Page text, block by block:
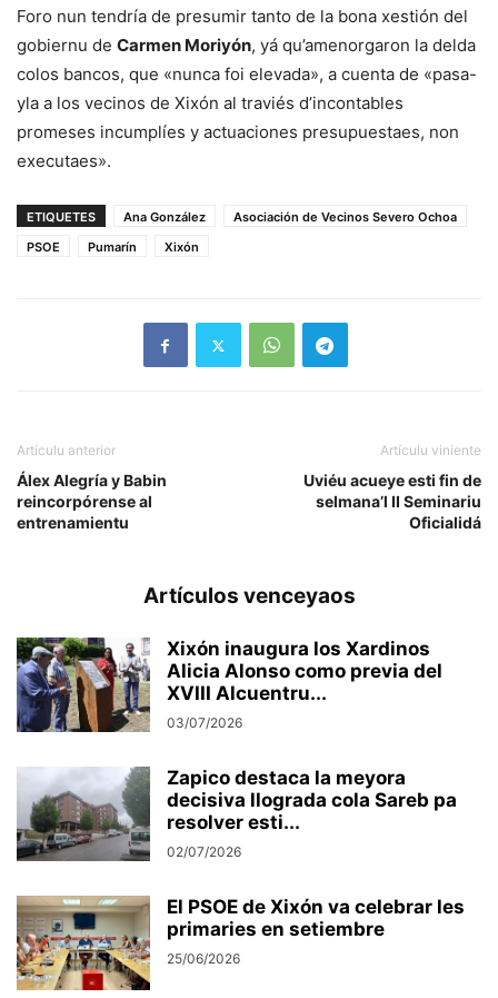
Foro nun tendría de presumir tanto de la bona xestión del
gobiernu de Carmen Moriyón, yá qu’amenorgaron la delda
colos bancos, que «nunca foi elevada», a cuenta de «pasa-
yla a los vecinos de Xixón al traviés d’incontables
promeses incumplíes y actuaciones presupuestaes, non
executaes».
ETIQUETES Ana González
Asociación de Vecinos Severo Ochoa
PSOE
Pumarín Xixón
Artículu anterior
Álex Alegría y Babin
reincorpórense al
entrenamientu
Artículu viniente
Uviéu acueye esti fin de
selmana’l II Seminariu
Oficialidá
Artículos venceyaos
Xixón inaugura los Xardinos
Alicia Alonso como previa del
XVIII Alcuentru...
03/07/2026
Zapico destaca la meyora
decisiva llograda cola Sareb pa
resolver esti...
02/07/2026
El PSOE de Xixón va celebrar les
primaries en setiembre
25/06/2026